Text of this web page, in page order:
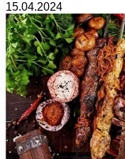
15.04.2024